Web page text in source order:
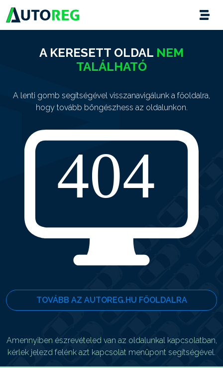
A KERESETT OLDAL NEM
TALÁLHATÓ
A lenti gomb segítségével visszanavigálunk a főoldalra,
hogy tovább böngészhess az oldalunkon.
TOVÁBB AZ AUTOREG.HU FŐOLDALRA
Amennyiben észrevételed van az oldalunkal kapcsolatban,
kérlek jelezd felénk azt kapcsolat menüpont segítségével.